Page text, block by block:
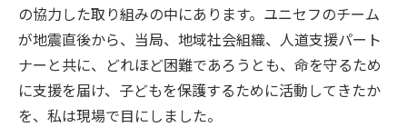
の協力した取り組みの中にあります。ユニセフのチーム
が地震直後から、当局、地域社会組織、人道支援パート
ナーと共に、どれほど困難であろうとも、命を守るため
に支援を届け、子どもを保護するために活動してきたか
を、私は現場で目にしました。